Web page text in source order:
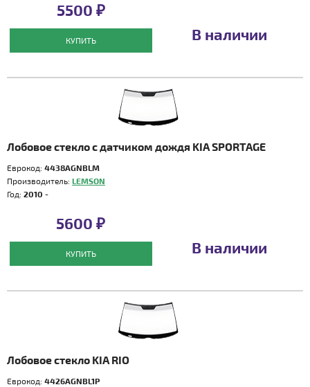
5500 ₽
КУПИТЬ В наличии
Лобовое стекло с датчиком дождя KIA SPORTAGE
Еврокод: 4438AGNBLM
Производитель: LEMSON
Год: 2010 -
5600 ₽
КУПИТЬ В наличии
Лобовое стекло KIA RIO
Еврокод: 4426AGNBL1P